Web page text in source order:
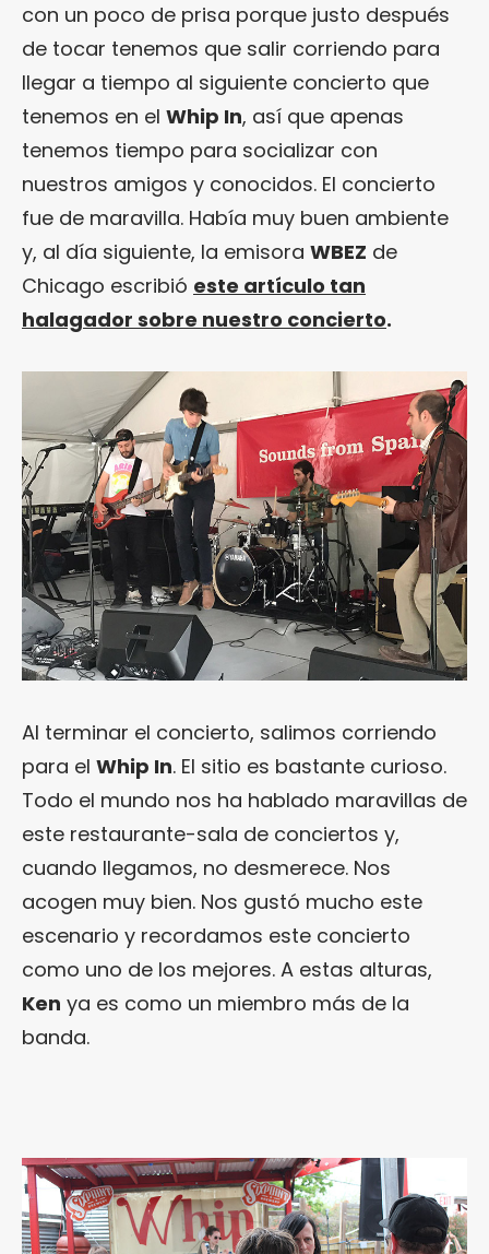
con un poco de prisa porque justo después
de tocar tenemos que salir corriendo para
llegar a tiempo al siguiente concierto que
tenemos en el Whip In, así que apenas
tenemos tiempo para socializar con
nuestros amigos y conocidos. El concierto
fue de maravilla. Había muy buen ambiente
y, al día siguiente, la emisora WBEZ de
Chicago escribió este artículo tan
halagador sobre nuestro concierto.
Al terminar el concierto, salimos corriendo
para el Whip In. El sitio es bastante curioso.
Todo el mundo nos ha hablado maravillas de
este restaurante-sala de conciertos y,
cuando llegamos, no desmerece. Nos
acogen muy bien. Nos gustó mucho este
escenario y recordamos este concierto
como uno de los mejores. A estas alturas,
Ken ya es como un miembro más de la
banda.